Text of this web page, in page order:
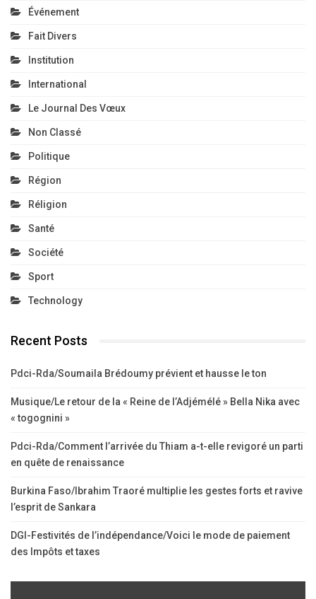
Événement
Fait Divers
Institution
International
Le Journal Des Vœux
Non Classé
Politique
Région
Réligion
Santé
Société
Sport
Technology
Recent Posts
Pdci-Rda/Soumaila Brédoumy prévient et hausse le ton
Musique/Le retour de la « Reine de l’Adjémélé » Bella Nika avec
« togognini »
Pdci-Rda/Comment l’arrivée du Thiam a-t-elle revigoré un parti
en quête de renaissance
Burkina Faso/Ibrahim Traoré multiplie les gestes forts et ravive
l’esprit de Sankara
DGI-Festivités de l’indépendance/Voici le mode de paiement
des Impôts et taxes